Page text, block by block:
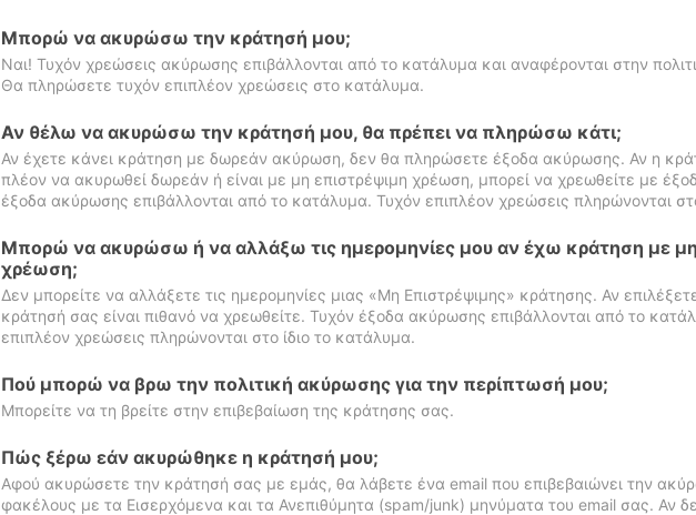
Μπορώ να ακυρώσω την κράτησή μου;
Ναι! Τυχόν χρεώσεις ακύρωσης επιβάλλονται από το κατάλυμα και αναφέρονται στην
Θα πληρώσετε τυχόν επιπλέον χρεώσεις στο κατάλυμα.
Αν θέλω να ακυρώσω την κράτησή μου, θα πρέπει να πληρώσω κάτι;
Αν έχετε κάνει κράτηση με δωρεάν ακύρωση, δεν θα πληρώσετε έξοδα ακύρωσης. Αν η
πλέον να ακυρωθεί δωρεάν ή είναι με μη επιστρέψιμη χρέωση, μπορεί να χρεωθείτε με
έξοδα ακύρωσης επιβάλλονται από το κατάλυμα. Τυχόν επιπλέον χρεώσεις πληρώνονται
Μπορώ να ακυρώσω ή να αλλάξω τις ημερομηνίες μου αν έχω κράτηση με μη
χρέωση;
Δεν μπορείτε να αλλάξετε τις ημερομηνίες μιας «Μη Επιστρέψιμης» κράτησης. Αν
κράτησή σας είναι πιθανό να χρεωθείτε. Τυχόν έξοδα ακύρωσης επιβάλλονται από το
επιπλέον χρεώσεις πληρώνονται στο ίδιο το κατάλυμα.
Πού μπορώ να βρω την πολιτική ακύρωσης για την περίπτωσή μου;
Μπορείτε να τη βρείτε στην επιβεβαίωση της κράτησης σας.
Πώς ξέρω εάν ακυρώθηκε η κράτησή μου;
Αφού ακυρώσετε την κράτησή σας με εμάς, θα λάβετε ένα email που επιβεβαιώνει την
φακέλους με τα Εισερχόμενα και τα Ανεπιθύμητα (spam/junk) μηνύματα του email σας. Αν